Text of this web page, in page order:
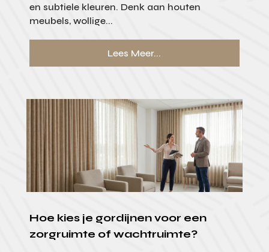
en subtiele kleuren. Denk aan houten
meubels, wollige...
Lees Meer...
Hoe kies je gordijnen voor een
zorgruimte of wachtruimte?